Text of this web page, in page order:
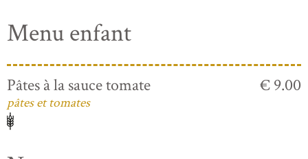
Menu enfant
Pâtes à la sauce tomate
pâtes et tomates
€ 9.00